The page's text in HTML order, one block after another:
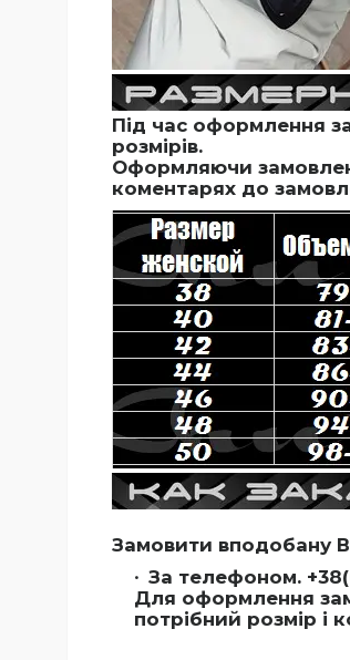
Під час оформлення
розмірів.
Оформляючи
коментарях до
Замовити вподобану
За телефоном.
Для оформлення
потрібний розмір і